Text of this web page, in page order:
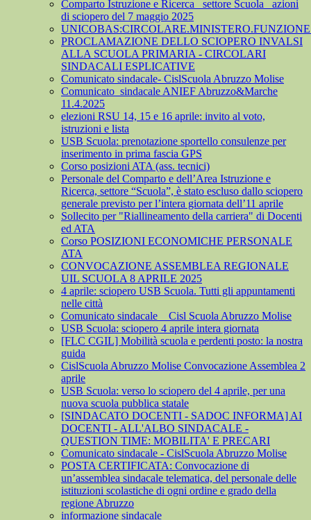
Comparto Istruzione e Ricerca_ settore Scuola_ azioni
di sciopero del 7 maggio 2025
PROCLAMAZIONE DELLO SCIOPERO INVALSI
ALLA SCUOLA PRIMARIA - CIRCOLARI
SINDACALI ESPLICATIVE
Comunicato sindacale- CislScuola Abruzzo Molise
Comunicato_sindacale ANIEF Abruzzo&Marche
11.4.2025
elezioni RSU 14, 15 e 16 aprile: invito al voto,
istruzioni e lista
USB Scuola: prenotazione sportello consulenze per
inserimento in prima fascia GPS
Corso posizioni ATA (ass. tecnici)
Personale del Comparto e dell’Area Istruzione e
Ricerca, settore “Scuola”, è stato escluso dallo sciopero
generale previsto per l’intera giornata dell’11 aprile
Sollecito per "Riallineamento della carriera" di Docenti
ed ATA
Corso POSIZIONI ECONOMICHE PERSONALE
ATA
CONVOCAZIONE ASSEMBLEA REGIONALE
UIL SCUOLA 8 APRILE 2025
4 aprile: sciopero USB Scuola. Tutti gli appuntamenti
nelle città
Comunicato sindacale _ Cisl Scuola Abruzzo Molise
USB Scuola: sciopero 4 aprile intera giornata
[FLC CGIL] Mobilità scuola e perdenti posto: la nostra
guida
CislScuola Abruzzo Molise Convocazione Assemblea 2
aprile
USB Scuola: verso lo sciopero del 4 aprile, per una
nuova scuola pubblica statale
[SINDACATO DOCENTI - SADOC INFORMA] AI
DOCENTI - ALL'ALBO SINDACALE -
QUESTION TIME: MOBILITA' E PRECARI
Comunicato sindacale - CislScuola Abruzzo Molise
POSTA CERTIFICATA: Convocazione di
un’assemblea sindacale telematica, del personale delle
istituzioni scolastiche di ogni ordine e grado della
regione Abruzzo
informazione sindacale